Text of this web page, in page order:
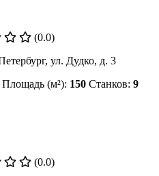
(0.0)
ул. Дудко, д. 3
Площадь (м²): 150 Станков: 9
(0.0)